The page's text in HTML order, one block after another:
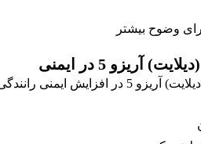
وضوح بیشتر
5 در ایمنی
بعضی از مزایای آن عبارتند از: